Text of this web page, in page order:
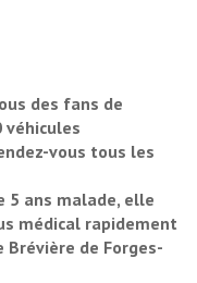
des fans de
véhicules
vous tous les
5 ans malade, elle
médical rapidement
de Forges-